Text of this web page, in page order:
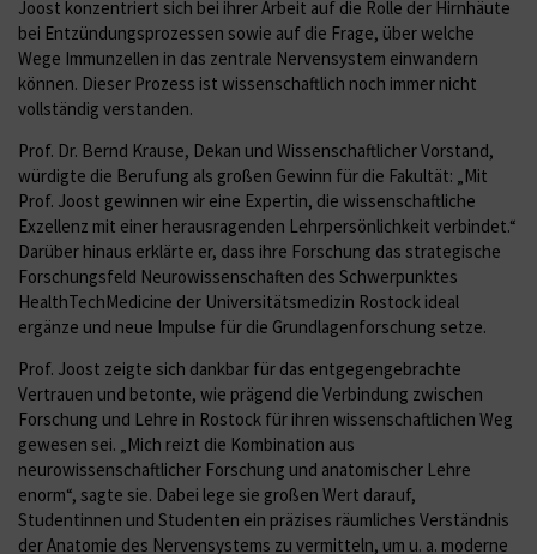
Joost konzentriert sich bei ihrer Arbeit auf die Rolle der Hirnhäute
bei Entzündungsprozessen sowie auf die Frage, über welche
Wege Immunzellen in das zentrale Nervensystem einwandern
können. Dieser Prozess ist wissenschaftlich noch immer nicht
vollständig verstanden.
Prof. Dr. Bernd Krause, Dekan und Wissenschaftlicher Vorstand,
würdigte die Berufung als großen Gewinn für die Fakultät: „Mit
Prof. Joost gewinnen wir eine Expertin, die wissenschaftliche
Exzellenz mit einer herausragenden Lehrpersönlichkeit verbindet.“
Darüber hinaus erklärte er, dass ihre Forschung das strategische
Forschungsfeld Neurowissenschaften des Schwerpunktes
HealthTechMedicine der Universitätsmedizin Rostock ideal
ergänze und neue Impulse für die Grundlagenforschung setze.
Prof. Joost zeigte sich dankbar für das entgegengebrachte
Vertrauen und betonte, wie prägend die Verbindung zwischen
Forschung und Lehre in Rostock für ihren wissenschaftlichen Weg
gewesen sei. „Mich reizt die Kombination aus
neurowissenschaftlicher Forschung und anatomischer Lehre
enorm“, sagte sie. Dabei lege sie großen Wert darauf,
Studentinnen und Studenten ein präzises räumliches Verständnis
der Anatomie des Nervensystems zu vermitteln, um u. a. moderne